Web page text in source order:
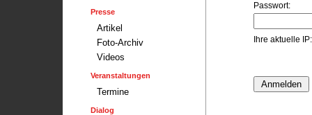
Presse
Artikel
Foto-Archiv
Videos
Veranstaltungen
Termine
Dialog
Passwort:
Ihre aktuelle IP: